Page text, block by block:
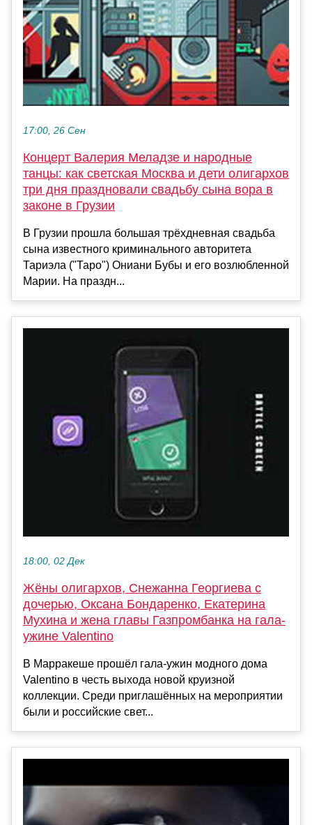
17:00, 26 Сен
Концерт Валерия Меладзе и народные
танцы: как светская Москва и дети олигархов
три дня праздновали свадьбу сына вора в
законе в Грузии
В Грузии прошла большая трёхдневная свадьба
сына известного криминального авторитета
Тариэла ("Таро") Ониани Бубы и его возлюбленной
Марии. На праздн...
18:00, 02 Дек
Жёны олигархов, Снежанна Георгиева с
дочерью, Оксана Бондаренко, Екатерина
Мухина и жена главы Газпромбанка на гала-
ужине Valentino
В Марракеше прошёл гала-ужин модного дома
Valentino в честь выхода новой круизной
коллекции. Среди приглашённых на мероприятии
были и российские свет...